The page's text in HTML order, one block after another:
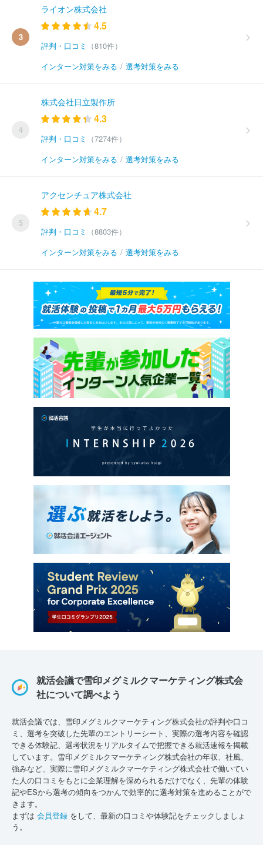
3
ライオン株式会社
4.5
評判・口コミ
（810件）
インターン対策をみる / 選考対策をみる
4
株式会社日立製作所
4.3
評判・口コミ
（7274件）
インターン対策をみる / 選考対策をみる
5
アクセンチュア株式会社
4.7
評判・口コミ
（8803件）
インターン対策をみる / 選考対策をみる
就活会議で雪印メグミルクマーケティング株式会
社について調べよう
就活会議では、雪印メグミルクマーケティング株式会社の評判や口コ
ミ、選考を突破した先輩のエントリーシート、実際の選考内容を確認
できる体験記、選考状況をリアルタイムで把握できる就活速報を掲載
しています。雪印メグミルクマーケティング株式会社の年収、社風、
強みなど、実際に雪印メグミルクマーケティング株式会社で働いてい
た人の口コミをもとに企業理解を深められるだけでなく、先輩の体験
記やESから選考の傾向をつかんで効率的に選考対策を進めることがで
きます。
まずは 会員登録 をして、最新の口コミや体験記をチェックしましょ
う。